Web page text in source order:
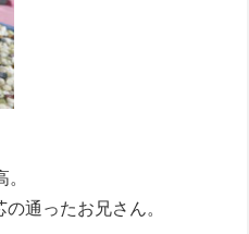
通ったお兄さん。